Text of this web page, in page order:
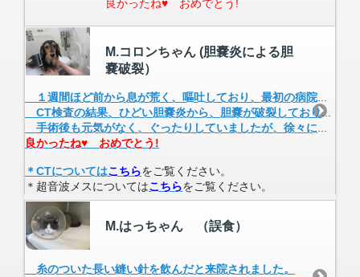
良かったね♥ おめでとう!
M.コロンちゃん (胆嚢炎による胆
嚢破裂）
１週間ほど前から息が荒く、嘔吐しており、最初の病院で肝臓が悪いと言われ入院しました。しかし、改善されず、ぐったりしているので、別の病院で診察、検査を受け、胃に水が溜まっていると言われたので、当院に来院されました。
CT検査の結果、ひどい胆嚢炎から、胆嚢が破裂しており、死亡の危険性があるため、緊急で胆嚢を摘出する手術が行われました。
手術後も元気がなく、ぐったりしていましたが、徐々に回復して、食欲も戻り、すっかり元気になり退院されました。
良かったね♥ おめでとう!
＊CTについてはこちらをご覧ください。
＊超音波メスについてはこちらをご覧ください。
M.はっちゃん （誤食）
糸のついた長い縫い針を飲んだと来院されました。